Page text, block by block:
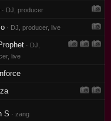
· DJ, producer
· DJ, producer, live
· DJ,
live
S · zang